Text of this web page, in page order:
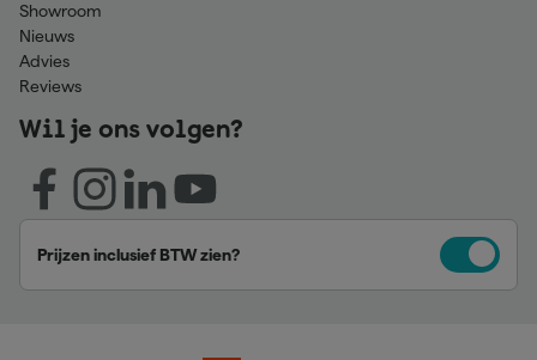
Showroom
Nieuws
Advies
Reviews
Wil je ons volgen?
Prijzen inclusief BTW zien?